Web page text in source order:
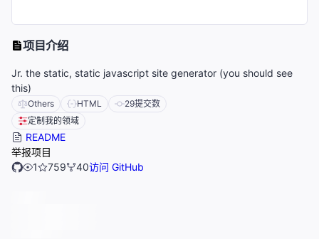
项目介绍
Jr. the static, static javascript site generator (you should see
this)
Others HTML 29提交数
定制我的领域
README
举报项目
1
759 40访问 GitHub